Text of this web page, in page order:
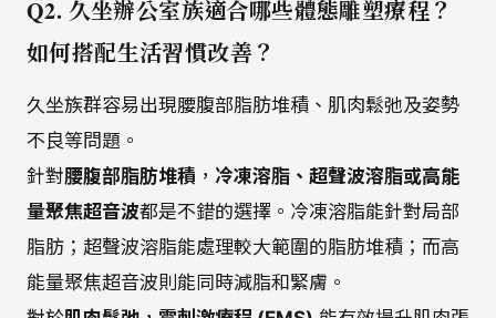
Q2. 久坐辦公室族適合哪些體態雕塑療程？
如何搭配生活習慣改善？
久坐族群容易出現腰腹部脂肪堆積、肌肉鬆弛及姿勢
不良等問題。
針對腰腹部脂肪堆積 ， 冷凍溶脂、超聲波溶脂或高能
量聚焦超音波都是不錯的選擇。冷凍溶脂能針對局部
脂肪；超聲波溶脂能處理較大範圍的脂肪堆積；而高
能量聚焦超音波則能同時減脂和緊膚。